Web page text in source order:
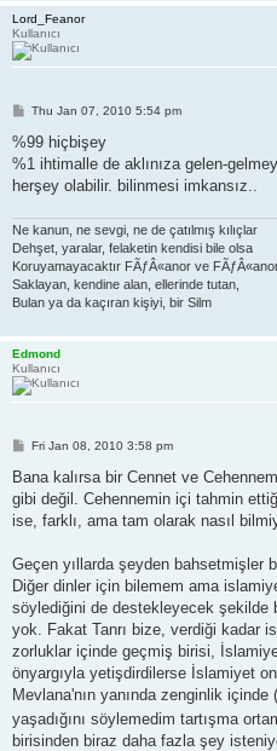
Lord_Feanor
Kullanıcı
P
s
Thu Jan 07, 2010 5:54 pm
%99 hiçbişey
%1 ihtimalle de aklınıza gelen-
herşey olabilir. bilinmesi imkansız..
Ne kanun, ne sevgi, ne de çatılmış kılıçlar
Dehşet, yaralar, felaketin kendisi bile olsa
Koruyamayacaktır FÃƒÂ«anor ve
Saklayan, kendine alan, ellerinde tutan,
Bulan ya da kaçıran kişiyi, bir Silm
Edmond
Kullanıcı
P
s
Fri Jan 08, 2010 3:58 pm
Bana kalırsa bir Cennet ve
gibi değil. Cehennemin içi tahmin
ise, farklı, ama tam olarak nasıl
Geçen yıllarda şeyden bahsetmişler
Diğer dinler için bilemem ama
söylediğini de destekleyecek şekilde
yok. Fakat Tanrı bize, verdiği kadar
zorluklar içinde geçmiş birisi,
önyargıyla yetişdirdilerse İslamiyet
Mevlana'nın yanında zenginlik
yaşadığını söylemedim tartışma
birisinden biraz daha fazla şey